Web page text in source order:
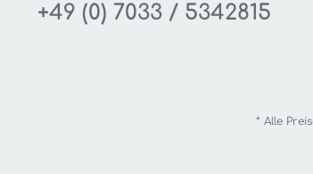
+49 (0) 7033 / 5342815
* Alle